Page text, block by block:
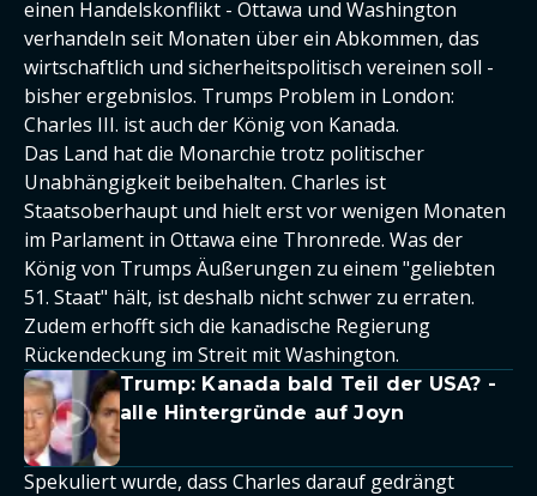
einen Handelskonflikt - Ottawa und Washington
verhandeln seit Monaten über ein Abkommen, das
wirtschaftlich und sicherheitspolitisch vereinen soll -
bisher ergebnislos. Trumps Problem in London:
Charles III. ist auch der König von Kanada.
Das Land hat die Monarchie trotz politischer
Unabhängigkeit beibehalten. Charles ist
Staatsoberhaupt und hielt erst vor wenigen Monaten
im Parlament in Ottawa eine Thronrede. Was der
König von Trumps Äußerungen zu einem "geliebten
51. Staat" hält, ist deshalb nicht schwer zu erraten.
Zudem erhofft sich die kanadische Regierung
Rückendeckung im Streit mit Washington.
Trump: Kanada bald Teil der USA? -
alle Hintergründe auf Joyn
Spekuliert wurde, dass Charles darauf gedrängt